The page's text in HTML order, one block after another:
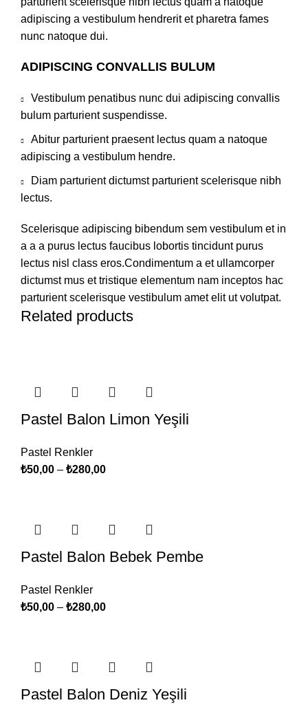
adipiscing a vestibulum hendrerit et pharetra fames
nunc natoque dui.
ADIPISCING CONVALLIS BULUM
Vestibulum penatibus nunc dui adipiscing convallis
bulum parturient suspendisse.
Abitur parturient praesent lectus quam a natoque
adipiscing a vestibulum hendre.
Diam parturient dictumst parturient scelerisque nibh
lectus.
Scelerisque adipiscing bibendum sem vestibulum et in
a a a purus lectus faucibus lobortis tincidunt purus
lectus nisl class eros.Condimentum a et ullamcorper
dictumst mus et tristique elementum nam inceptos hac
parturient scelerisque vestibulum amet elit ut volutpat.
Related products
Pastel Balon Limon Yeşili
Pastel Renkler
₺50,00 – ₺280,00
Pastel Balon Bebek Pembe
Pastel Renkler
₺50,00 – ₺280,00
Pastel Balon Deniz Yeşili